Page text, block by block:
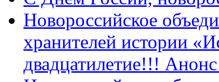
Новороссийское
хранителей истории
двадцатилетие!!!